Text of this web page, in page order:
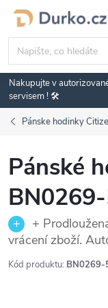
Přejít
obsah
Nakupujte v
servisem ! 🛠️
Pánske hodinky
Pánské
+
vrácení zboží.
Kód produktu: BN0269-